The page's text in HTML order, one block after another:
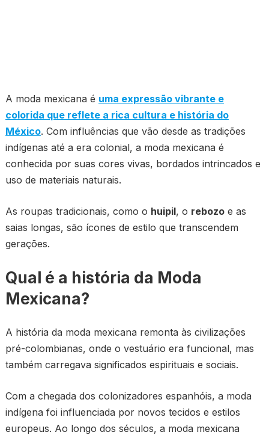
A moda mexicana é uma expressão vibrante e
colorida que reflete a rica cultura e história do
México. Com influências que vão desde as tradições
indígenas até a era colonial, a moda mexicana é
conhecida por suas cores vivas, bordados intrincados e
uso de materiais naturais.
As roupas tradicionais, como o huipil, o rebozoe as
saias longas, são ícones de estilo que transcendem
gerações.
Qual é a história da Moda
Mexicana?
A história da moda mexicana remonta às civilizações
pré-colombianas, onde o vestuário era funcional, mas
também carregava significados espirituais e sociais.
Com a chegada dos colonizadores espanhóis, a moda
indígena foi influenciada por novos tecidos e estilos
europeus. Ao longo dos séculos, a moda mexicana